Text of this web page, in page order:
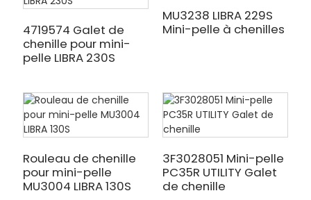
4719574 Galet de
chenille pour mini-
pelle LIBRA 230S
MU3238 LIBRA 229S
Mini-pelle à chenilles
Rouleau de chenille
pour mini-pelle
MU3004 LIBRA 130S
3F3028051 Mini-pelle
PC35R UTILITY Galet
de chenille